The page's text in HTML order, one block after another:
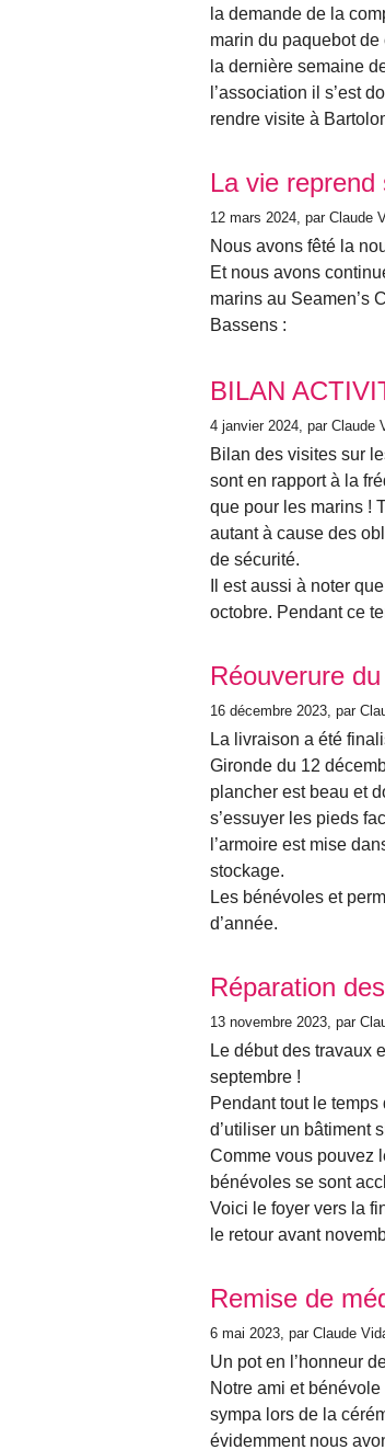
la demande de la
marin du paquebot
la dernière semaine
l’association il s’est
rendre visite à
La vie
12 mars 2024 , par Claude
Nous avons fêté la
Et nous avons
marins au Seamen’s
Bassens :
BILAN
4 janvier 2024 , par Claude
Bilan des visites sur
sont en rapport à la
que pour les marins !
autant à cause des
de sécurité.
Il est aussi à noter
octobre. Pendant ce
Réouverure
16 décembre 2023 , par
La livraison a été
Gironde du 12
plancher est beau et
s’essuyer les pieds
l’armoire est mise
stockage.
Les bénévoles et
d’année.
Réparation
13 novembre 2023 , par
Le début des travaux
septembre !
Pendant tout le
d’utiliser un bâtiment
Comme vous pouvez
bénévoles se sont
Voici le foyer vers la
le retour avant
Remise de
6 mai 2023 , par Claude
Un pot en l’honneur
Notre ami et
sympa lors de la
évidemment nous